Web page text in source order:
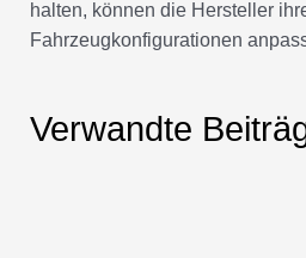
halten, können die Hersteller
Fahrzeugkonfigurationen
Verwandte